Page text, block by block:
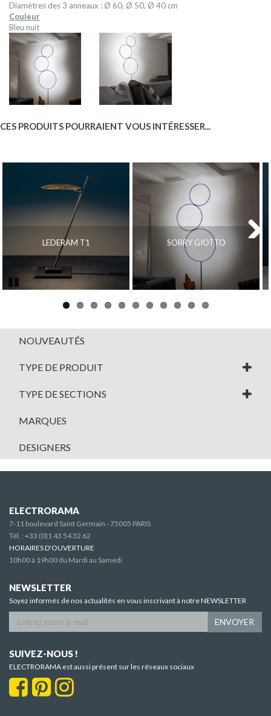
Diamètres des 3 anneaux : Ø 60, Ø 50, Ø 40 cm
Couleur
Bleu nuit
CES PRODUITS POURRAIENT VOUS INTÉRESSER...
LEDERAM T1 SORRY GIOTTO
NOUVEAUTÉS
TYPE DE PRODUIT
TYPE DE SECTIONS
MARQUES
DESIGNERS
ELECTRORAMA
7-11 boulevard Saint Germain - 75005 PARIS
Tél. : +33 (0)1 43 54 32 62
HORAIRES D'OUVERTURE
10h00 à 19h00 du Mardi au Samedi
NEWSLETTER
Soyez informés de nos actualités en vous inscrivant à notre NEWSLETTER
ENVOYER
SUIVEZ-NOUS !
ELECTRORAMA est aussi présent sur les réseaux sociaux